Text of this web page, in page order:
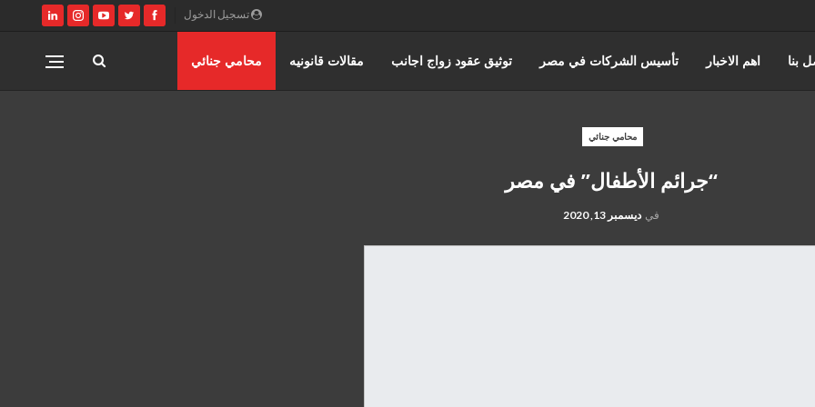
تسجيل الدخول
بنا اهم الاخبار تأسيس الشركات في مصر توثيق عقود زواج اجانب مقالات قانونيه محامي جنائي
والقضاء الاداري القانون المصري محامي مدني
محامي جنائي
“جرائم الأطفال” في مصر
في ديسمبر 13, 2020